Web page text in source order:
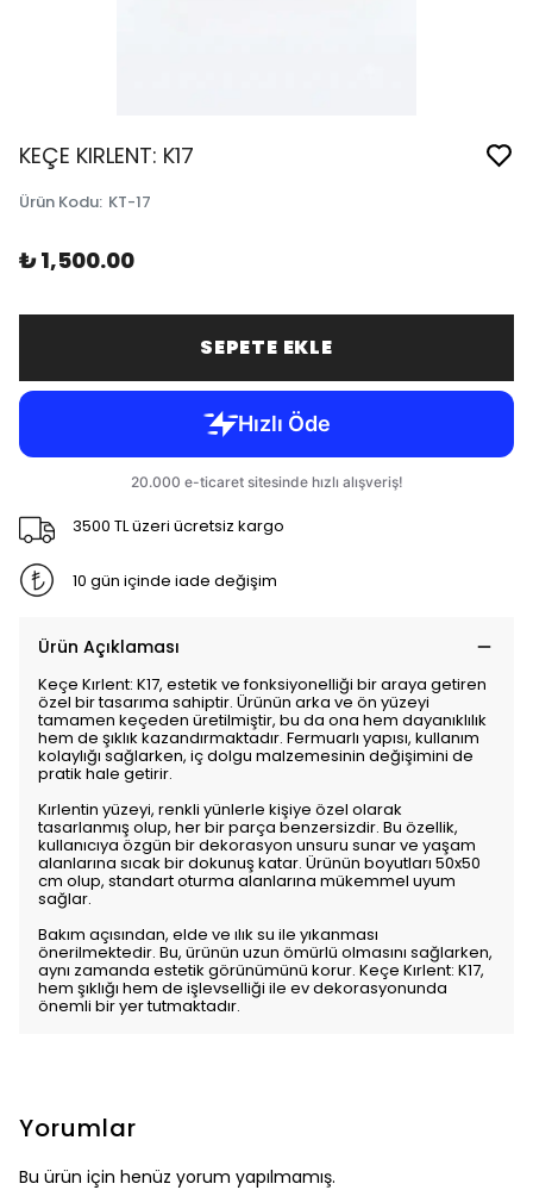
KEÇE KIRLENT: K17
Ürün Kodu: KT-17
₺ 1,500.00
SEPETE EKLE
3500 TL üzeri ücretsiz kargo
10 gün içinde iade değişim
Ürün Açıklaması
Keçe Kırlent: K17, estetik ve fonksiyonelliği bir araya getiren
özel bir tasarıma sahiptir. Ürünün arka ve ön yüzeyi
tamamen keçeden üretilmiştir, bu da ona hem dayanıklılık
hem de şıklık kazandırmaktadır. Fermuarlı yapısı, kullanım
kolaylığı sağlarken, iç dolgu malzemesinin değişimini de
pratik hale getirir.
Kırlentin yüzeyi, renkli yünlerle kişiye özel olarak
tasarlanmış olup, her bir parça benzersizdir. Bu özellik,
kullanıcıya özgün bir dekorasyon unsuru sunar ve yaşam
alanlarına sıcak bir dokunuş katar. Ürünün boyutları 50x50
cm olup, standart oturma alanlarına mükemmel uyum
sağlar.
Bakım açısından, elde ve ılık su ile yıkanması
önerilmektedir. Bu, ürünün uzun ömürlü olmasını sağlarken,
aynı zamanda estetik görünümünü korur. Keçe Kırlent: K17,
hem şıklığı hem de işlevselliği ile ev dekorasyonunda
önemli bir yer tutmaktadır.
Yorumlar
Bu ürün için henüz yorum yapılmamış.